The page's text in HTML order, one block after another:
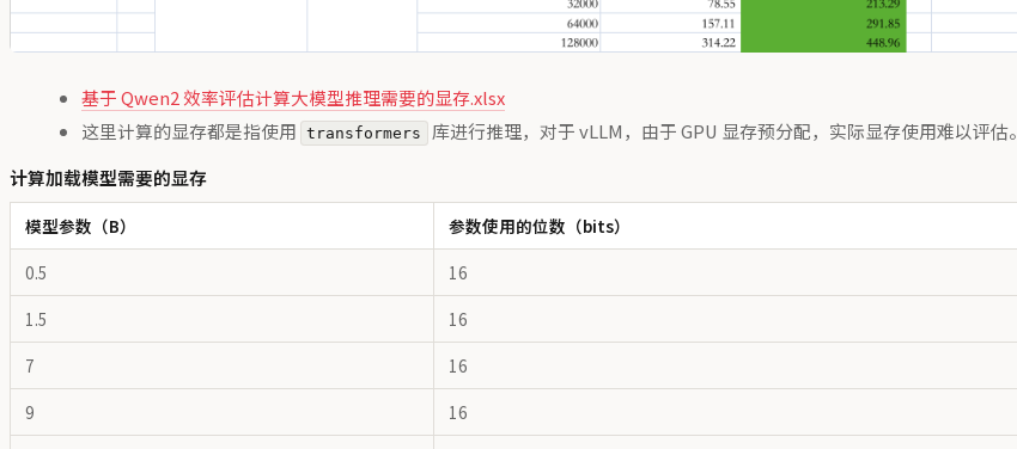
基于 Qwen2 效率评估计算大模型推理需要的显存.xlsx
这里计算的显存都是指使用
transformers 库进行推理，对于 vLLM，由于 GPU 显存预分配，实际显存使用难以评估。
计算加载模型需要的显存
模型参数（B） 参数使用的位数（bits）
0.5
16
1.5
16
7
16
9
16